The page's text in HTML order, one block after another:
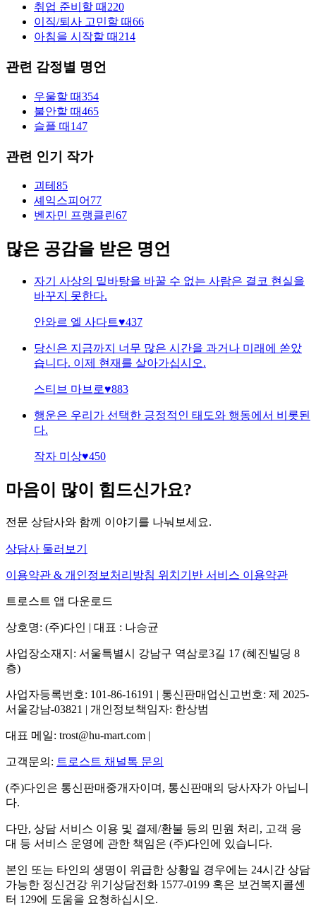
취업 준비할 때 220
이직/퇴사 고민할 때66
아침을 시작할 때 214
관련 감정별 명언
우울할 때354
불안할 때465
슬플 때 147
관련 인기 작가
괴테 85
셰익스피어 77
벤자민 프랭클린67
많은 공감을 받은 명언
자기 사상의 밑바탕을 바꿀 수 없는 사람은 결코 현실을
바꾸지 못한다.
안와르 엘 사다트♥437
당신은 지금까지 너무 많은 시간을 과거나 미래에 쏟았
습니다. 이제 현재를 살아가십시오.
스티브 마브로♥883
행운은 우리가 선택한 긍정적인 태도와 행동에서 비롯된
다.
작자 미상♥450
마음이 많이 힘드신가요?
전문 상담사와 함께 이야기를 나눠보세요.
상담사 둘러보기
이용약관 & 개인정보처리방침 위치기반 서비스 이용약관
트로스트 앱 다운로드
상호명: (주)다인 | 대표 : 나승균
사업장소재지: 서울특별시 강남구 역삼로3길 17 (혜진빌딩 8
층)
사업자등록번호: 101-86-16191 | 통신판매업신고번호: 제 2025-
서울강남-03821 | 개인정보책임자: 한상범
대표 메일: trost@hu-mart.com |
고객문의: 트로스트 채널톡 문의
(주)다인은 통신판매중개자이며, 통신판매의 당사자가 아닙니
다.
다만, 상담 서비스 이용 및 결제/환불 등의 민원 처리, 고객 응
대 등 서비스 운영에 관한 책임은 (주)다인에 있습니다.
본인 또는 타인의 생명이 위급한 상황일 경우에는 24시간 상담
가능한 정신건강 위기상담전화 1577-0199 혹은 보건복지콜센
터 129에 도움을 요청하십시오.